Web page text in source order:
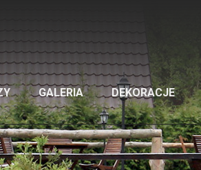
GALERIA DEKORACJE